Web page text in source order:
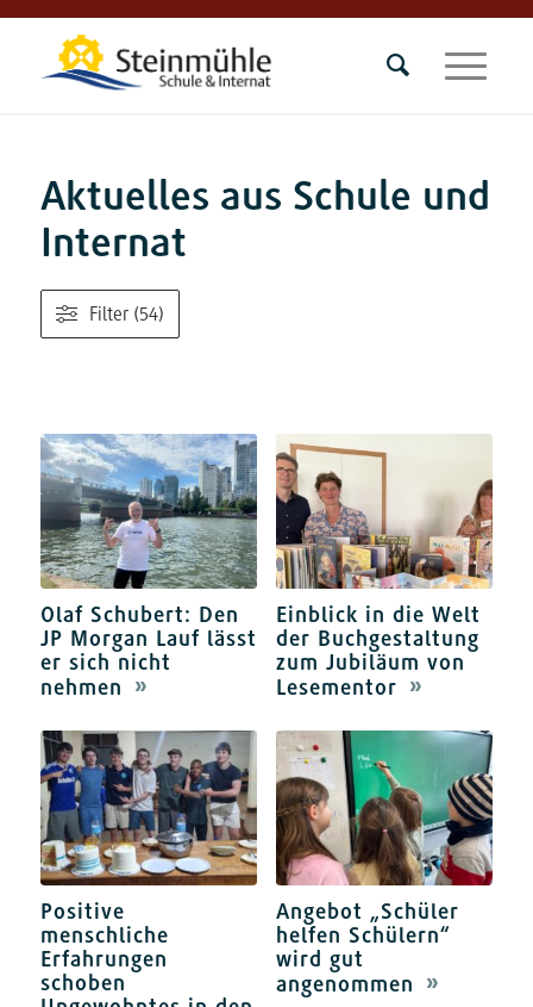
Aktuelles aus Schule und
Internat
Filter (54)
Olaf Schubert: Den
JP Morgan Lauf lässt
er sich nicht
nehmen
Einblick in die Welt
der Buchgestaltung
zum Jubiläum von
Lesementor
Positive
menschliche
Erfahrungen
schoben
Angebot „Schüler
helfen Schülern“
wird gut
angenommen